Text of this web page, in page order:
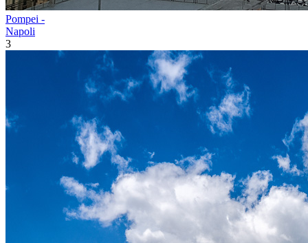
Pompei -
Napoli
3